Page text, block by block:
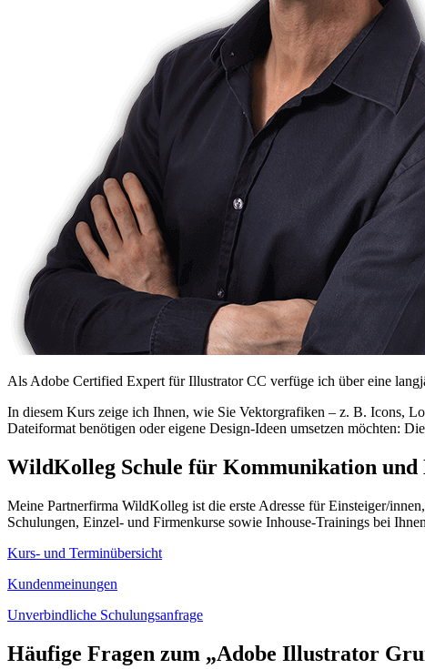
Als Adobe Certified Expert fürIllustrator CC verfüge ich über eine
In diesem Kurs zeige ich Ihnen, wie Sie Vektorgrafiken – z. B. Icons,
Dateiformat benötigen oder eigene Design-Ideen umsetzen möchten:
WildKolleg Schule für Kommunikation und
Meine Partnerfirma WildKolleg ist die erste Adresse für Einsteiger/
Schulungen, Einzel- und Firmenkurse sowie Inhouse-Trainings bei
Kurs- und Terminübersicht
Kundenmeinungen
Unverbindliche Schulungsanfrage
Häufige Fragen zum „Adobe Illustrator